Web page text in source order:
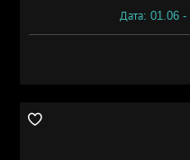
Дата: 01.06